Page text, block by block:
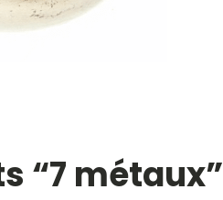
“7 métaux”